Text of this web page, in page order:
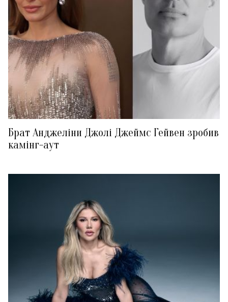
Брат Анджеліни Джолі Джеймс Гейвен зробив
камінг-аут